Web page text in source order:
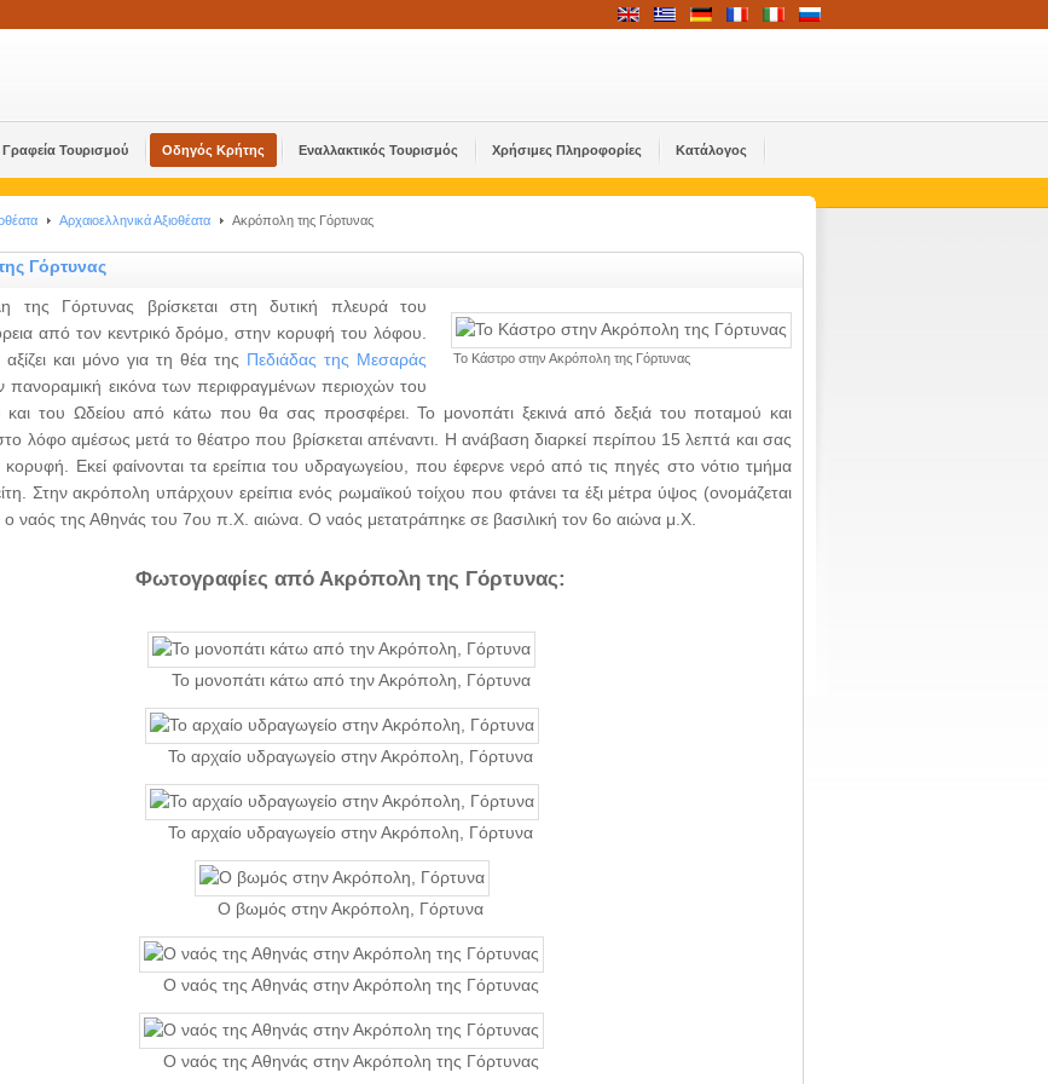
Γραφεία Τουρισμού Οδηγός Κρήτης Εναλλακτικός Τουρισμός Χρήσιμες Πληροφορίες Κατάλογος
Αρχαιοελληνικά Αξιοθέατα Ακρόπολη της Γόρτυνας
Γόρτυνας
Το Κάστρο στην Ακρόπολη της Γόρτυνας
της Γόρτυνας βρίσκεται στη δυτική πλευρά του
από τον κεντρικό δρόμο, στην κορυφή του λόφου.
και μόνο για τη θέα της Πεδιάδας της Μεσαράς
πανοραμική εικόνα των περιφραγμένων περιοχών του
και του Ωδείου από κάτω που θα σας προσφέρει. Το μονοπάτι ξεκινά από δεξιά του ποταμού και
λόφο αμέσως μετά το θέατρο που βρίσκεται απέναντι. Η ανάβαση διαρκεί περίπου 15 λεπτά και σας
κορυφή. Εκεί φαίνονται τα ερείπια του υδραγωγείου, που έφερνε νερό από τις πηγές στο νότιο τμήμα
Στην ακρόπολη υπάρχουν ερείπια ενός ρωμαϊκού τοίχου που φτάνει τα έξι μέτρα ύψος (ονομάζεται
ο ναός της Αθηνάς του 7ου π.Χ. αιώνα. Ο ναός μετατράπηκε σε βασιλική τον 6ο αιώνα μ.Χ.
Φωτογραφίες από Ακρόπολη της Γόρτυνας:
Το μονοπάτι κάτω από την Ακρόπολη, Γόρτυνα
Το αρχαίο υδραγωγείο στην Ακρόπολη, Γόρτυνα
Το αρχαίο υδραγωγείο στην Ακρόπολη, Γόρτυνα
Ο βωμός στην Ακρόπολη, Γόρτυνα
Ο ναός της Αθηνάς στην Ακρόπολη της Γόρτυνας
Ο ναός της Αθηνάς στην Ακρόπολη της Γόρτυνας